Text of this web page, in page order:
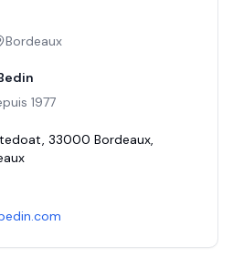
Bordeaux
1977
33000 Bordeaux,